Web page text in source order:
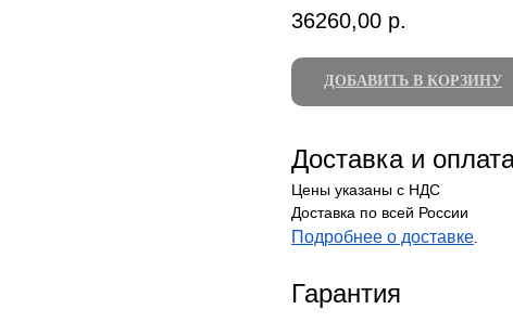
36260,00 р.
ДОБАВИТЬ В КОРЗИНУ
Доставка и
Цены указаны с НДС
Доставка по всей России
Подробнее о доставке.
Гарантия